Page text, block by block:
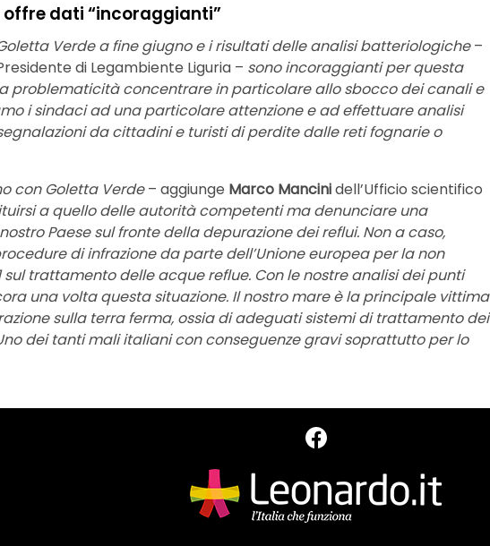
offre dati “incoraggianti”
Verde a fine giugno e i risultati delle analisi batteriologiche–
di Legambiente Liguria – sono incoraggianti per questa
problematicità concentrare in particolare allo sbocco dei canali e
i sindaci ad una particolare attenzione e ad effettuare analisi
da cittadini e turisti di perdite dalle reti fognarie o
con Goletta Verde– aggiunge Marco Mancinidell’Ufficio scientifico
a quello delle autorità competenti ma denunciare una
Paese sul fronte della depurazione dei reflui. Non a caso,
di infrazione da parte dell’Unione europea per la non
trattamento delle acque reflue. Con le nostre analisi dei punti
una volta questa situazione. Il nostro mare è la principale vittima
sulla terra ferma, ossia di adeguati sistemi di trattamento dei
dei tanti mali italiani con conseguenze gravi soprattutto per lo